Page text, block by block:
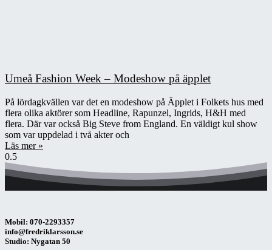
Umeå Fashion Week – Modeshow på äpplet
På lördagkvällen var det en modeshow på Äpplet i Folkets hus med
flera olika aktörer som Headline, Rapunzel, Ingrids, H&H med
flera. Där var också Big Steve from England. En väldigt kul show
som var uppdelad i två akter och
Läs mer »
Mobil: 070-2293357
info@fredriklarsson.se
Studio: Nygatan 50